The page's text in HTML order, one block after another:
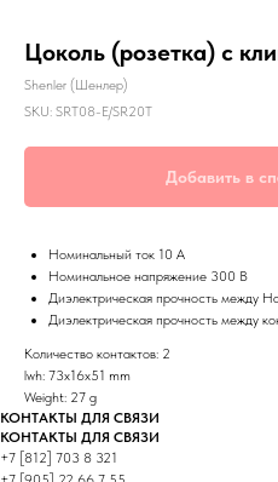
Цоколь (розетка) с
Shenler (Шенлер)
SKU: SRT08-E/SR20T
Добавить в
Номинальный ток 10 А
Номинальное напряжение 300 В
Диэлектрическая прочность между
Диэлектрическая прочность между
Количество контактов: 2
lwh: 73x16x51 mm
Weight: 27 g
КОНТАКТЫ ДЛЯ СВЯЗИ
КОНТАКТЫ ДЛЯ СВЯЗИ
+7 [812] 703 8 321